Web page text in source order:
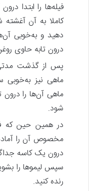
فیله‌ها را ابتدا
کاملا به آن
دهید و به‌خوبی
درون تابه حاوی
پس‌ از گذشت مدتی
ماهی نیز
ماهی آن‌ها را
شود.
در همین حین که
مخصوص آن را
درون یک کاسه
سپس لیموها را
رنده کنید.